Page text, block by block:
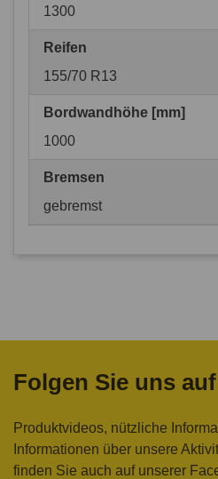
1300
Reifen
155/70 R13
Bordwandhöhe [mm]
1000
Bremsen
gebremst
Folgen Sie uns
Produktvideos, nützliche
Informationen über unsere
finden Sie auch auf unserer